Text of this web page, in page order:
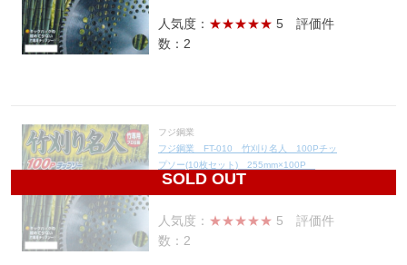
人気度： ★★★★★ 5 評価件
数：2
SOLD OUT
フジ鋼業
フジ鋼業 FT-010 竹刈り名人 100Pチッ
プソー(10枚セット) 255mm×100P
19,340
人気度： ★★★★★ 5 評価件
数：2